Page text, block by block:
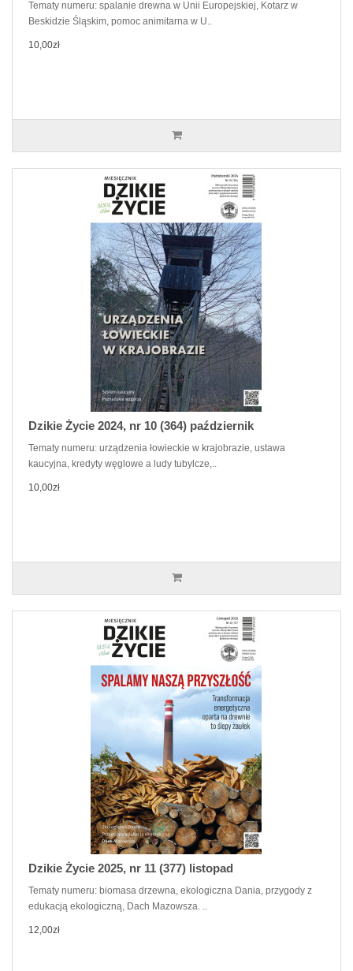
Tematy numeru: spalanie drewna w Unii Europejskiej, Kotarz w
Beskidzie Śląskim, pomoc animitarna w U..
10,00zł
Dzikie Życie 2024, nr 10 (364) październik
Tematy numeru: urządzenia łowieckie w krajobrazie, ustawa
kaucyjna, kredyty węglowe a ludy tubylcze,..
10,00zł
Dzikie Życie 2025, nr 11 (377) listopad
Tematy numeru: biomasa drzewna, ekologiczna Dania, przygody z
edukacją ekologiczną, Dach Mazowsza. ..
12,00zł